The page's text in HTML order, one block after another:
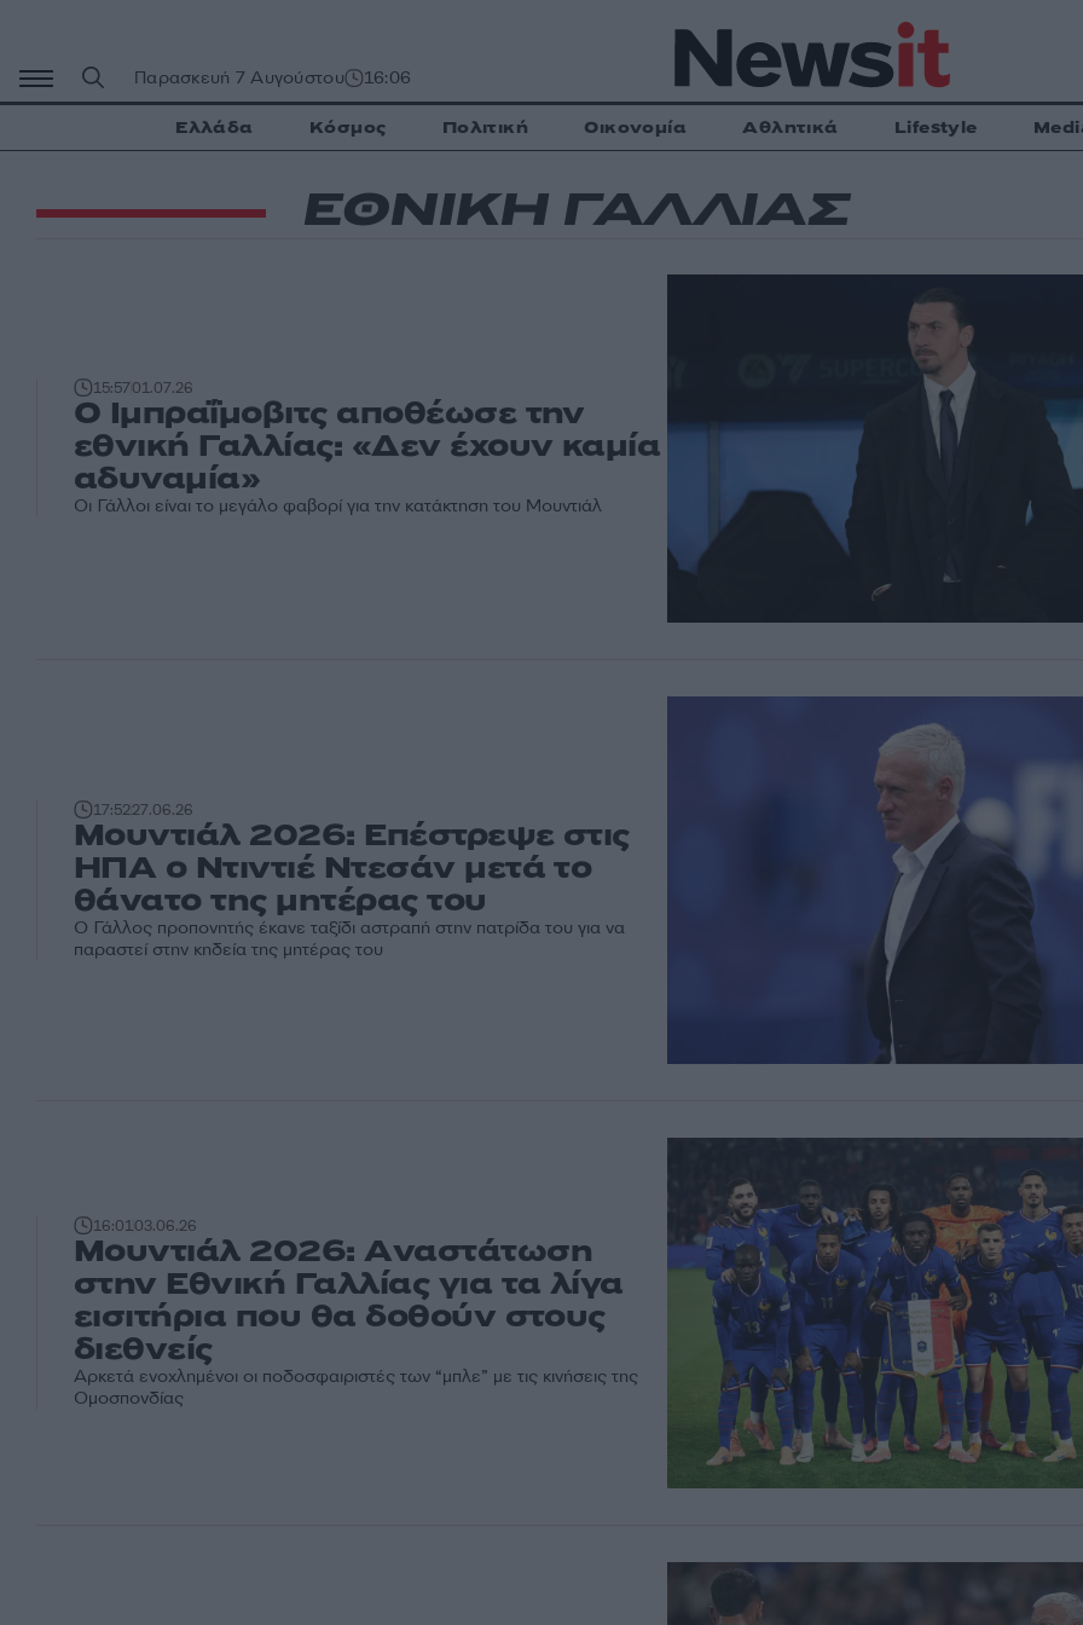
περιεχόμενο
Παρασκευή 7 Αυγούστου 16:06
Ελλάδα Κόσμος Πολιτική Οικονομία Αθλητικά Lifestyle
ΕΘΝΙΚΗ ΓΑΛΛΙΑΣ
15:5701.07.26
Ο Ιμπραΐμοβιτς αποθέωσε την
εθνική Γαλλίας: «Δεν έχουν καμία
αδυναμία»
Οι Γάλλοι είναι το μεγάλο φαβορί για την κατάκτηση του Μουντιάλ
17:5227.06.26
Μουντιάλ 2026: Επέστρεψε στις
ΗΠΑ ο Ντιντιέ Ντεσάν μετά το
θάνατο της μητέρας του
Ο Γάλλος προπονητής έκανε ταξίδι αστραπή στην πατρίδα του για να
παραστεί στην κηδεία της μητέρας του
16:0103.06.26
Μουντιάλ 2026: Aναστάτωση
στην Εθνική Γαλλίας για τα λίγα
εισιτήρια που θα δοθούν στους
διεθνείς
Αρκετά ενοχλημένοι οι ποδοσφαιριστές των “μπλε” με τις κινήσεις της
Ομοσπονδίας